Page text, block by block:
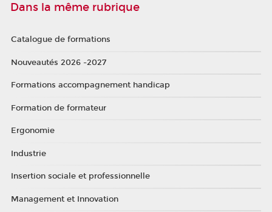
Dans la même rubrique
Catalogue de formations
Nouveautés 2026 -2027
Formations accompagnement handicap
Formation de formateur
Ergonomie
Industrie
Insertion sociale et professionnelle
Management et Innovation